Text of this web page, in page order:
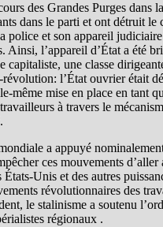
des Grandes Purges dans
dans le parti et ont détruit le
police et son appareil
l’appareil d’État a été
une classe
l’État ouvrier était
même mise en place en tant
à travers le
a appuyé
ces mouvements d’aller
Unis et des autres
révolutionnaires des
le stalinisme a soutenu
régionaux .